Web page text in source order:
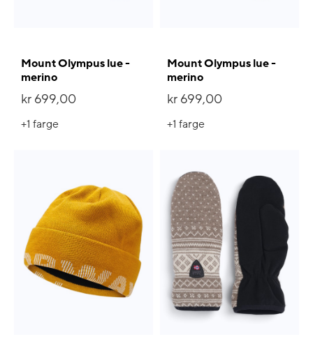
Mount Olympus lue -
merino
kr 699,00
+1 farge
Mount Olympus lue -
merino
kr 699,00
+1 farge